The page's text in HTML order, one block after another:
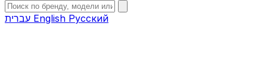
English Русский